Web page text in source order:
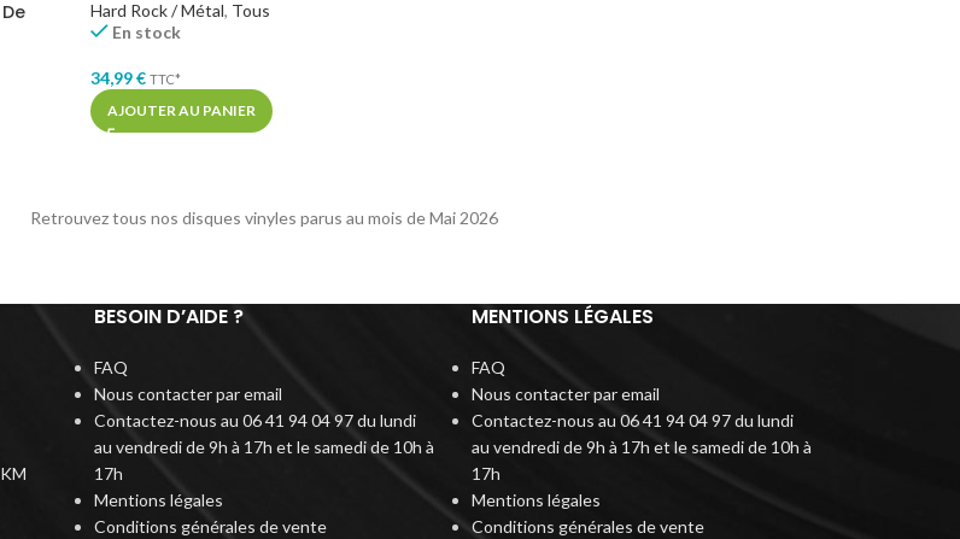
Hard Rock / Métal, Tous
En stock
34,99€ TTC*
AJOUTER AU PANIER
Retrouvez tous nos disques vinyles parus au mois de Mai 2026
BESOIN D’AIDE ?
FAQ
Nous contacter par email
Contactez-nous au 06 41 94 04 97 du lundi
au vendredi de 9h à 17h et le samedi de 10h à
17h
Mentions légales
Conditions générales de vente
MENTIONS LÉGALES
FAQ
Nous contacter par email
Contactez-nous au 06 41 94 04 97 du lundi
au vendredi de 9h à 17h et le samedi de 10h à
17h
Mentions légales
Conditions générales de vente